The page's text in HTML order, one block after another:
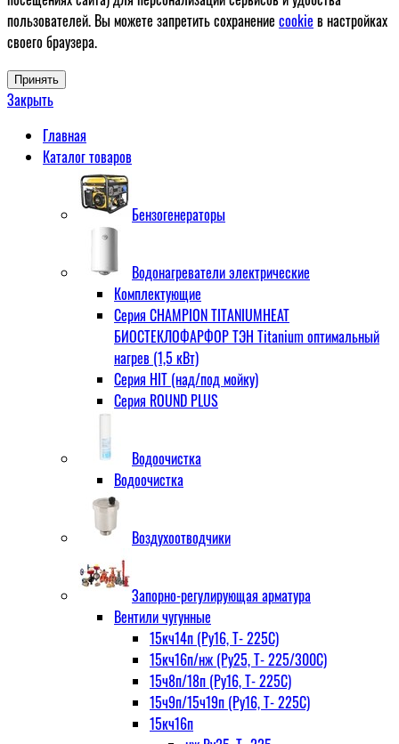
пользователей. Вы можете запретить сохранение cookie в настройках
своего браузера.
Принять
Закрыть
Главная
Каталог товаров
Бензогенераторы
Водонагреватели электрические
Комплектующие
Серия CHAMPION TITANIUMHEAT
БИОСТЕКЛОФАРФОР ТЭН Titanium оптимальный
нагрев (1,5 кВт)
Серия HIT (над/под мойку)
Серия ROUND PLUS
Водоочистка
Водоочистка
Воздухоотводчики
Запорно-регулирующая арматура
Вентили чугунные
15кч14п (Ру16, Т- 225С)
15кч16п/нж (Ру25, Т- 225/300С)
15ч8п/18п (Ру16, Т- 225С)
15ч9п/15ч19п (Ру16, Т- 225С)
15кч16п